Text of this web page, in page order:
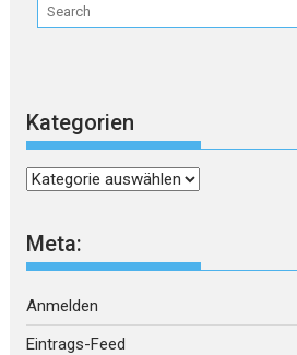
Kategorien
Kategorien
Meta:
Anmelden
Eintrags-Feed